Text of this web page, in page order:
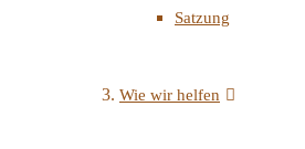
Satzung
Wie wir helfen